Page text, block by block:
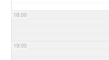
18:00
19:00